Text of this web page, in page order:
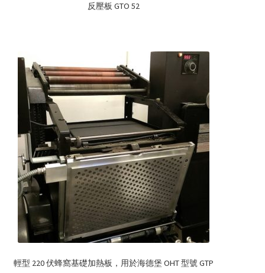
反壓板 GTO 52
輕型 220 伏蜂窩基礎加熱板，用於海德堡 OHT 型號 GTP